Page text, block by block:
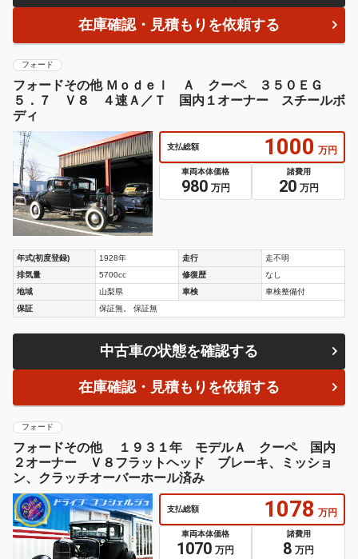
在庫確認・見積もりを依頼する
フォード
フォードその他 Ｍｏｄｅｌ Ａ クーペ ３５０ＥＧ
５．７ Ｖ８ ４速Ａ／Ｔ 国内１オーナー スチールボ
ディ
支払総額 1000 万円
車両本体価格
980 万円
諸費用
20 万円
年式(初度登録) 1928年 走行
走不明
排気量
5700cc 修復歴
なし
地域
山梨県 車検
車検整備付
保証
保証無。 保証無
中古車の状態を確認する
在庫確認・見積もりを依頼する
フォード
フォードその他 １９３１年 モデルＡ クーペ 国内
２オーナー Ｖ８フラットヘッド ブレーキ、ミッショ
ン、クラッチオーバーホール済み
支払総額 1078 万円
車両本体価格
1070 万円
諸費用
8 万円